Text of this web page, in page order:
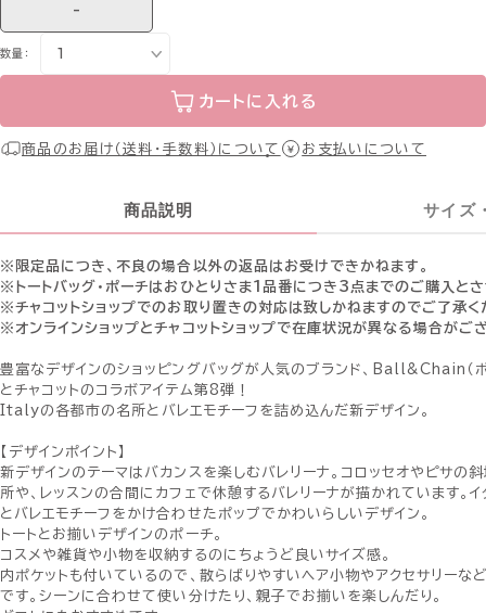
-
数量：
カートに入れる
商品のお届け（送料・手数料）について お支払いについて
商品説明 サイズ
※限定品につき、不良の場合以外の返品はお受けできかねます。
※トートバッグ・ポーチはおひとりさま1品番につき3点までのご購入と
※チャコットショップでのお取り置きの対応は致しかねますのでご了承く
※オンラインショップとチャコットショップで在庫状況が異なる場合がご
豊富なデザインのショッピングバッグが人気のブランド、Ball&Chain（ボ
とチャコットのコラボアイテム第8弾！
Italyの各都市の名所とバレエモチーフを詰め込んだ新デザイン。
【デザインポイント】
新デザインのテーマはバカンスを楽しむバレリーナ。コロッセオやピサの
所や、レッスンの合間にカフェで休憩するバレリーナが描かれています。
とバレエモチーフをかけ合わせたポップでかわいらしいデザイン。
トートとお揃いデザインのポーチ。
コスメや雑貨や小物を収納するのにちょうど良いサイズ感。
内ポケットも付いているので、散らばりやすいヘア小物やアクセサリーな
です。シーンに合わせて使い分けたり、親子でお揃いを楽しんだり。